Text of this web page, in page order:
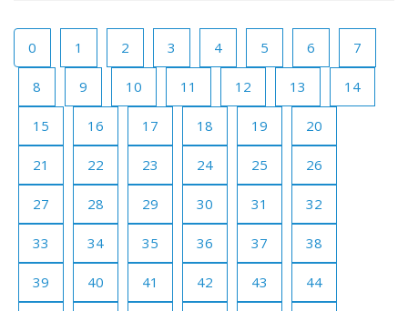
0 1 2 3 4 5 6 7
8 9 10 11 12 13 14
15 16 17 18 19 20
21 22 23 24 25 26
27 28 29 30 31 32
33 34 35 36 37 38
39 40 41 42 43 44